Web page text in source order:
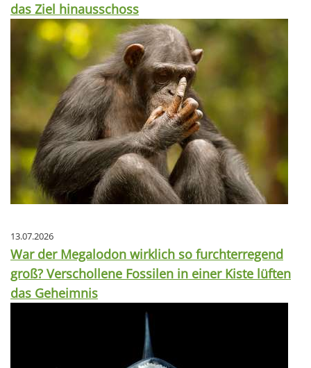
das Ziel hinausschoss
13.07.2026
War der Megalodon wirklich so furchterregend
groß? Verschollene Fossilen in einer Kiste lüften
das Geheimnis